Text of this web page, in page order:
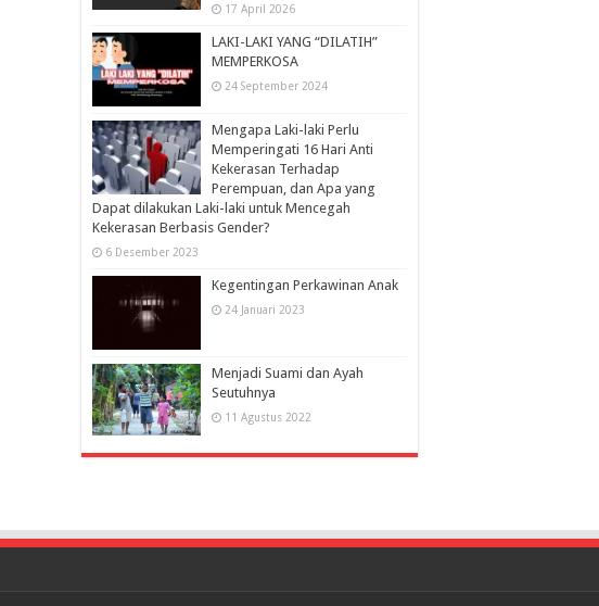
17 April 2026
LAKI-LAKI YANG “DILATIH”
MEMPERKOSA
24 September 2024
Mengapa Laki-laki Perlu
Memperingati 16 Hari Anti
Kekerasan Terhadap
Perempuan, dan Apa yang
Dapat dilakukan Laki-laki untuk Mencegah
Kekerasan Berbasis Gender?
6 Desember 2023
Kegentingan Perkawinan Anak
24 Januari 2023
Menjadi Suami dan Ayah
Seutuhnya
11 Agustus 2022